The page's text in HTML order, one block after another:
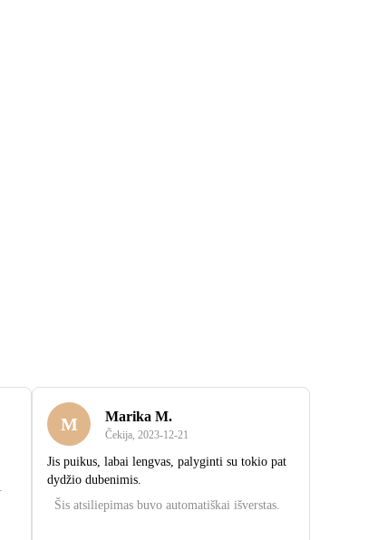
M Marika M.
Čekija,2023‑12‑21
Jis puikus, labai lengvas, palyginti su tokio pat
dydžio dubenimis.
Šis atsiliepimas buvo automatiškai išverstas.